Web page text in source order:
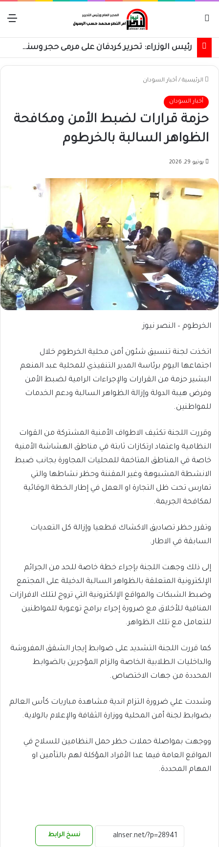
الهجرة الدولية: فرار 6,650 شخصاً من مناطق من غربي السودان
الرئيسية / أخبار السودان
أخبار السودان
حزمة قرارات لضبط الأمن ومكافحة
الظواهر السالبة بالخرطوم
يونيو 29, 2026
الخرطوم – النصر نيوز
اتخذت لجنة تنسيق شئون أمن محلية الخرطوم خلال
اجتماعها اليوم برئاسة المدير التنفيذي للمحلية عبد المنعم
البشير حزمة من القرارات والإجراءات الرامية لضبط الأمن
وفرض هيبة الدولة وإزالة الظواهر السالبة ودعم الخدمات
للمواطنين.
وقررت اللجنة تكثيف الاطواف الأمنية المشتركة من القوات
النظامية واعتماد ارتكازات ثابتة في مناطق الهشاشة الأمنية
خاصة في المناطق المتاخمة للمحليات المجاورة بجانب ضبط
الانشطة المشبوهة وغير المقننة وحظر نشاطها والتي
تمارس تحت ظل التجارة او العمل في إطار الخطة الوقائية
لمكافحة الجريمة.
وتقرر حظر تصاديق الاكشاك قطعيا وإزالة كل التعديات
السابقة في الاطار.
إلى ذلك وجهت اللجنة بإجراء خطة خاصة للحد من الجرائم
الإلكترونية المتعلقة بالظواهر السالبة الدخيلة على المجتمع
وضبط الشبكات والمواقع الإلكترونية التي تروج لتلك الافرازات
المنافية للأخلاق مع ضرورة إجراء برامج توعوية للمواطنين
للتعامل مع تلك الظواهر.
كما قررت اللجنة التشديد على ضوابط إيجار الشقق المفروشة
والداخليات الطلابية الخاصة والزام المؤجرين بالضوابط
المحددة من جهات الاختصاص.
وشددت علي ضرورة التزام اندية مشاهدة مباريات كأس العالم
بضوابط لجنة أمن المحلية ووزارة الثقافة والإعلام بالولاية.
ووجهت بمواصلة حملات حظر حمل النظامين للسلاح في
المواقع العامة فيما عدا الأفراد المؤكلة لهم بالتأمين او
المهام المحددة.
نسخ الرابط